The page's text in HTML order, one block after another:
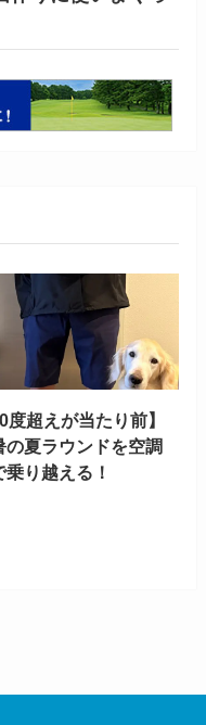
度超えが当たり前】
の夏ラウンドを空調
乗り越える！